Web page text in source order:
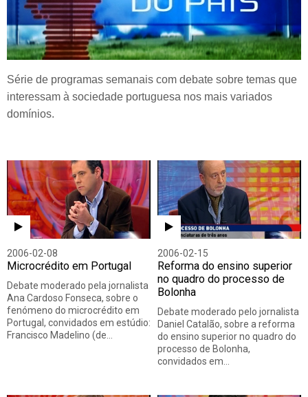
Série de programas semanais com debate sobre temas que
interessam à sociedade portuguesa nos mais variados
domínios.
2006-02-08
Microcrédito em Portugal
Debate moderado pela jornalista
Ana Cardoso Fonseca, sobre o
fenómeno do microcrédito em
Portugal, convidados em estúdio:
Francisco Madelino (de…
2006-02-15
Reforma do ensino superior
no quadro do processo de
Bolonha
Debate moderado pelo jornalista
Daniel Catalão, sobre a reforma
do ensino superior no quadro do
processo de Bolonha,
convidados em…